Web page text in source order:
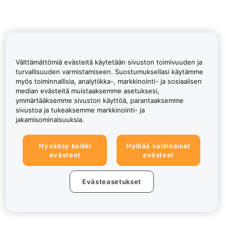
Välttämättömiä evästeitä käytetään sivuston toimivuuden ja
turvallisuuden varmistamiseen. Suostumuksellasi käytämme
myös toiminnallisia, analytiikka-, markkinointi- ja sosiaalisen
median evästeitä muistaaksemme asetuksesi,
ymmärtääksemme sivuston käyttöä, parantaaksemme
sivustoa ja tukeaksemme markkinointi- ja
jakamisominaisuuksia.
Hyväksy kaikki
evästeet
Hylkää valinnaiset
evästeet
Evästeasetukset